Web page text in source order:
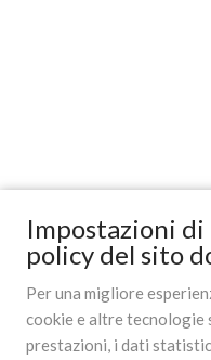
Impostazioni
policy del sito
Per una migliore
cookie e altre tecnologie
prestazioni, i dati